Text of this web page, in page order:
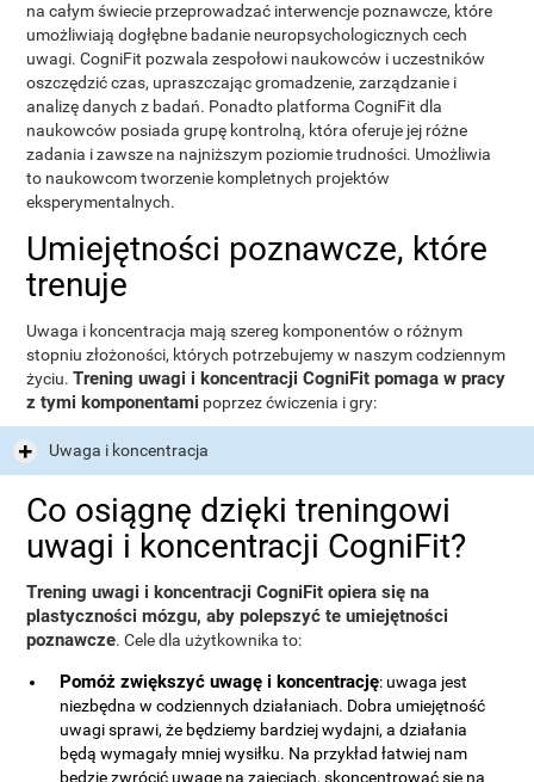
na całym świecie przeprowadzać interwencje poznawcze, które
umożliwiają dogłębne badanie neuropsychologicznych cech
uwagi. CogniFit pozwala zespołowi naukowców i uczestników
oszczędzić czas, upraszczając gromadzenie, zarządzanie i
analizę danych z badań. Ponadto platforma CogniFit dla
naukowców posiada grupę kontrolną, która oferuje jej różne
zadania i zawsze na najniższym poziomie trudności. Umożliwia
to naukowcom tworzenie kompletnych projektów
eksperymentalnych.
Umiejętności poznawcze, które
trenuje
Uwaga i koncentracja mają szereg komponentów o różnym
stopniu złożoności, których potrzebujemy w naszym codziennym
życiu.Trening uwagi i koncentracji CogniFit pomaga w pracy
z tymi komponentami poprzez ćwiczenia i gry:
Uwaga i koncentracja
Co osiągnę dzięki treningowi
uwagi i koncentracji CogniFit?
Trening uwagi i koncentracji CogniFit opiera się na
plastyczności mózgu, aby polepszyć te umiejętności
poznawcze. Cele dla użytkownika to:
Pomóż zwiększyć uwagę i koncentrację: uwaga jest
niezbędna w codziennych działaniach. Dobra umiejętność
uwagi sprawi, że będziemy bardziej wydajni, a działania
będą wymagały mniej wysiłku. Na przykład łatwiej nam
będzie zwrócić uwagę na zajęciach, skoncentrować się na